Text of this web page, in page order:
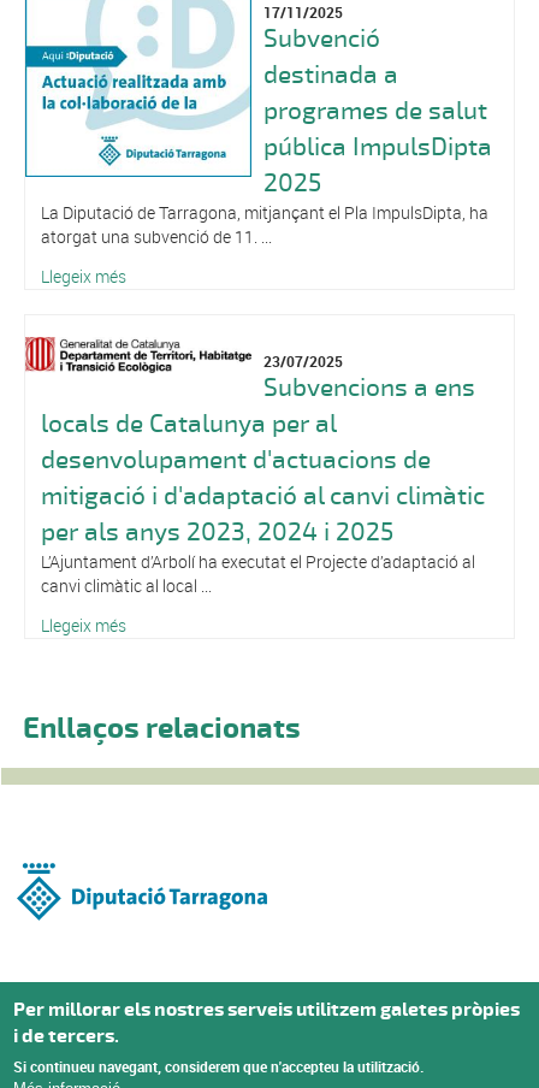
17/11/2025
Subvenció
destinada a
programes de salut
pública ImpulsDipta
2025
La Diputació de Tarragona, mitjançant el Pla ImpulsDipta, ha
atorgat una subvenció de 11. ...
Llegeix més
23/07/2025
Subvencions a ens
locals de Catalunya per al
desenvolupament d'actuacions de
mitigació i d'adaptació al canvi climàtic
per als anys 2023, 2024 i 2025
L’Ajuntament d’Arbolí ha executat el Projecte d’adaptació al
canvi climàtic al local ...
Llegeix més
Enllaços relacionats
Per millorar els nostres serveis utilitzem galetes pròpies
i de tercers.
Si continueu navegant, considerem que n'accepteu la utilització.